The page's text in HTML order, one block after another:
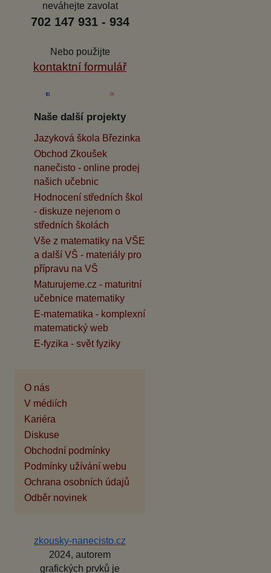
neváhejte zavolat
702 147 931 - 934
Nebo použijte
kontaktní formulář
Naše další projekty
Jazyková škola Březinka
Obchod Zkoušek
nanečisto - online prodej
našich učebnic
Hodnocení středních škol
- diskuze nejenom o
středních školách
Vše z matematiky na VŠE
a další VŠ - materiály pro
přípravu na VŠ
Maturujeme.cz - maturitní
učebnice matematiky
E-matematika - komplexní
matematický web
E-fyzika - svět fyziky
O nás
V médiích
Kariéra
Diskuse
Obchodní podmínky
Podmínky užívání webu
Ochrana osobních údajů
Odběr novinek
zkousky-nanecisto.cz
2024, autorem
grafických prvků je